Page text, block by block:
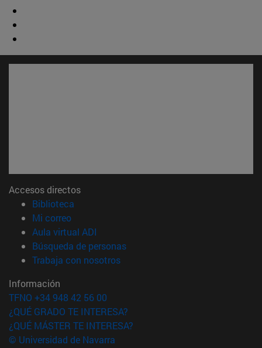
Accesos directos
Biblioteca
Mi correo(abre en nueva ventana)
Aula virtual ADI
Búsqueda de personas(abre en nueva ventana)
Trabaja con nosotros(abre en nueva ventana)
Información
TFNO +34 948 42 56 00
¿QUÉ GRADO TE INTERESA?
¿QUÉ MÁSTER TE INTERESA?
© Universidad de Navarra